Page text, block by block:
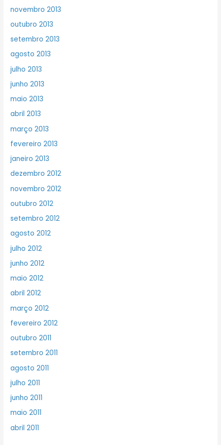
novembro 2013
outubro 2013
setembro 2013
agosto 2013
julho 2013
junho 2013
maio 2013
abril 2013
março 2013
fevereiro 2013
janeiro 2013
dezembro 2012
novembro 2012
outubro 2012
setembro 2012
agosto 2012
julho 2012
junho 2012
maio 2012
abril 2012
março 2012
fevereiro 2012
outubro 2011
setembro 2011
agosto 2011
julho 2011
junho 2011
maio 2011
abril 2011